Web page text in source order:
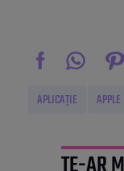
APLICAȚIE APPLE